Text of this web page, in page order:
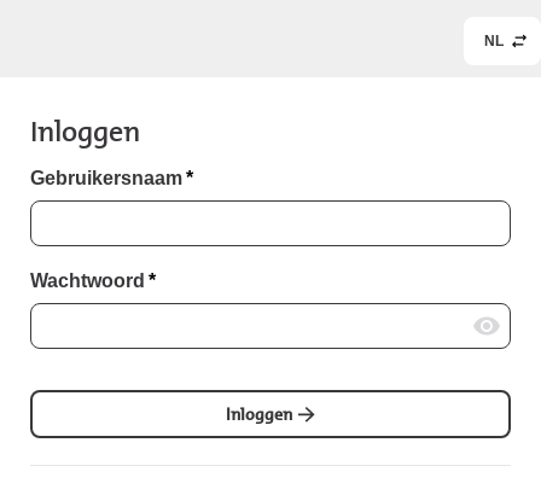
NL
Inloggen
Gebruikersnaam*
Wachtwoord *
Inloggen